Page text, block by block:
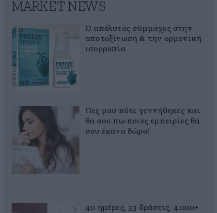
MARKET NEWS
Ο απόλυτος σύμμαχος στην
αποτοξίνωση & την ορμονική
ισορροπία
Πες μου πότε γεννήθηκες και
θα σου πω ποιες εμπειρίες θα
σου έκανα δώρο!
40 ημέρες, 33 δράσεις, 4.000+